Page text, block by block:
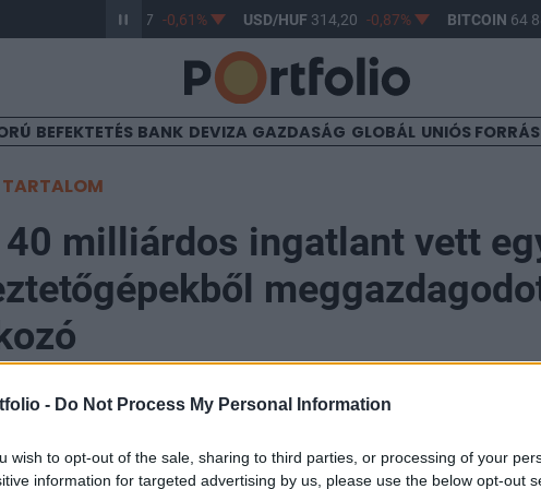
- Do Not Process My Personal Information
wish to opt-out of the sale, sharing to third parties, or processing of your
information for targeted advertising by us, please use the below opt-out
363,17 -0,61% USD/HUF314,20 -0,87% BITCOIN64
BEFEKTETÉS BANK DEVIZA GAZDASÁG GLOBÁL UNIÓS
TARTALOM
40 milliárdos ingatlant vett
- akinek vagyona a világjárvány idején a